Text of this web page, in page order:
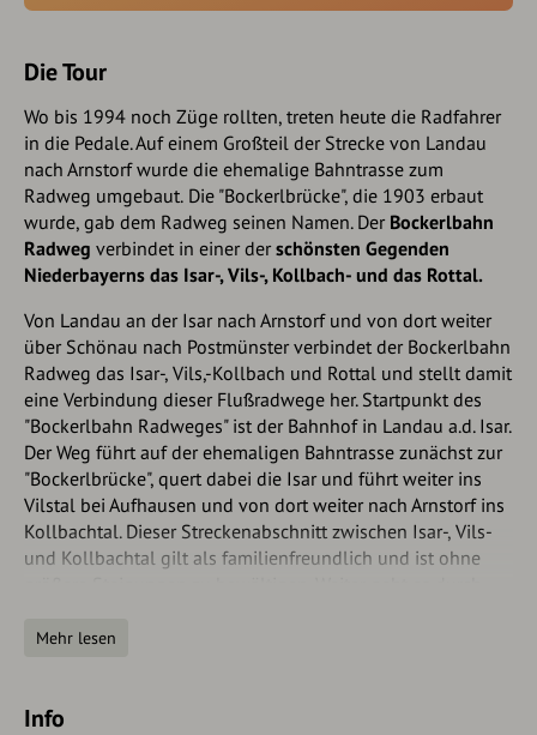
Die Tour
Wo bis 1994 noch Züge rollten, treten heute die Radfahrer
in die Pedale. Auf einem Großteil der Strecke von Landau
nach Arnstorf wurde die ehemalige Bahntrasse zum
Radweg umgebaut. Die "Bockerlbrücke", die 1903 erbaut
wurde, gab dem Radweg seinen Namen. DerBockerlbahn
Radweg verbindet in einer derschönsten Gegenden
Niederbayerns das Isar-, Vils-, Kollbach- und das Rottal.
Von Landau an der Isar nach Arnstorf und von dort weiter
über Schönau nach Postmünster verbindet der Bockerlbahn
Radweg das Isar-, Vils,-Kollbach und Rottal und stellt damit
eine Verbindung dieser Flußradwege her. Startpunkt des
"Bockerlbahn Radweges" ist der Bahnhof in Landau a.d. Isar.
Der Weg führt auf der ehemaligen Bahntrasse zunächst zur
"Bockerlbrücke", quert dabei die Isar und führt weiter ins
Vilstal bei Aufhausen und von dort weiter nach Arnstorf ins
Kollbachtal. Dieser Streckenabschnitt zwischen Isar-, Vils-
und Kollbachtal gilt als familienfreundlich und ist ohne
Dieser Streckenabschnitt ist landschaftlich ebenfalls sehr
Rottalradweg an. Folgt man der Rott flußabwärts erreicht
Mehr lesen
Info